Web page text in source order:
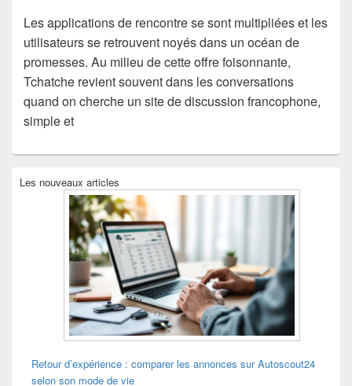
Les applications de rencontre se sont multipliées et les
utilisateurs se retrouvent noyés dans un océan de
promesses. Au milieu de cette offre foisonnante,
Tchatche revient souvent dans les conversations
quand on cherche un site de discussion francophone,
simple et
principale
Les nouveaux articles
Retour d’expérience : comparer les annonces sur Autoscout24
selon son mode de vie